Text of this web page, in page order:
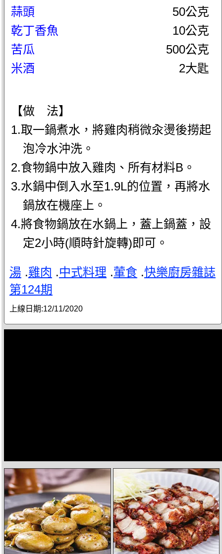
蒜頭
50公克
乾丁香魚
10公克
苦瓜
500公克
米酒
2大匙
【做 法】
1.取一鍋煮水，將雞肉稍微汆燙後撈起
泡冷水沖洗。
2.食物鍋中放入雞肉、所有材料B。
3.水鍋中倒入水至1.9L的位置，再將水
鍋放在機座上。
4.將食物鍋放在水鍋上，蓋上鍋蓋，設
定2小時(順時針旋轉)即可。
湯 .雞肉 .中式料理 .葷食 .快樂廚房雜誌
第124期
上線日期:12/11/2020